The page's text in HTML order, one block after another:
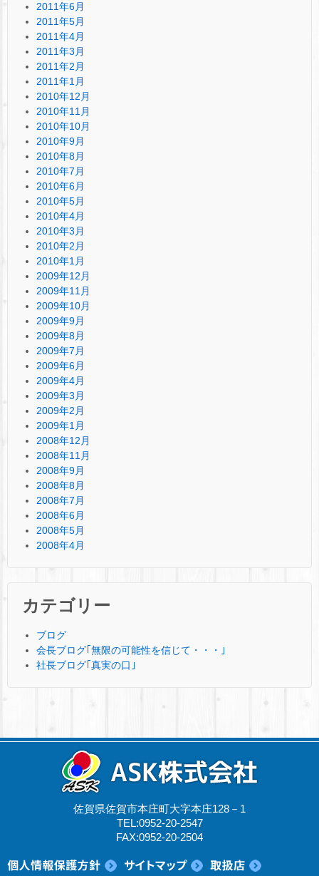
2011年6月
2011年5月
2011年4月
2011年3月
2011年2月
2011年1月
2010年12月
2010年11月
2010年10月
2010年9月
2010年8月
2010年7月
2010年6月
2010年5月
2010年4月
2010年3月
2010年2月
2010年1月
2009年12月
2009年11月
2009年10月
2009年9月
2009年8月
2009年7月
2009年6月
2009年4月
2009年3月
2009年2月
2009年1月
2008年12月
2008年11月
2008年9月
2008年8月
2008年7月
2008年6月
2008年5月
2008年4月
カテゴリー
ブログ
会長ブログ｢無限の可能性を信じて・・・｣
社長ブログ｢真実の口｣
佐賀県佐賀市本庄町大字本庄128－1
TEL:0952-20-2547
FAX:0952-20-2504